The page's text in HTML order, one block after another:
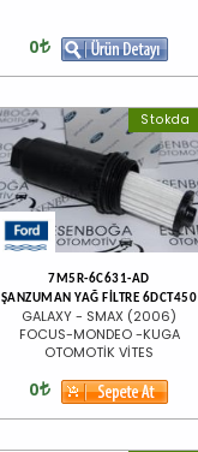
0
Stokda
7M5R-6C631-AD
ŞANZUMAN YAĞ FİLTRE 6DCT450
GALAXY - SMAX (2006)
FOCUS-MONDEO -KUGA
OTOMOTİK VİTES
0